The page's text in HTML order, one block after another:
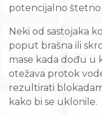
potencijalno štetno
Neki od sastojaka
poput brašna ili
mase kada dođu u
otežava protok
rezultirati
kako bi se uklonile.